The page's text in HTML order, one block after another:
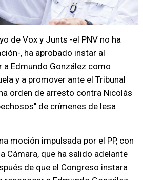
de Vox y Junts -el PNV no ha
, ha aprobado instar al
a Edmundo González como
y a promover ante el Tribunal
orden de arresto contra Nicolás
de crímenes de lesa
moción impulsada por el PP, con
Cámara, que ha salido adelante
de que el Congreso instara